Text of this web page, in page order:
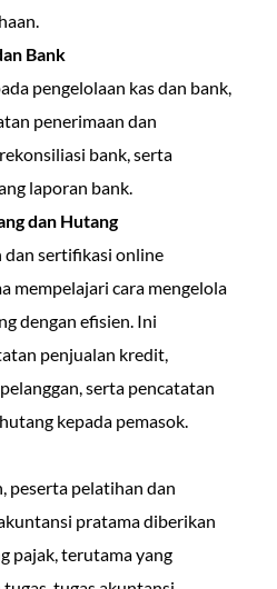
Bank
pengelolaan kas dan bank,
penerimaan dan
bank, serta
laporan bank.
dan Hutang
dan sertifikasi online
mempelajari cara mengelola
dengan efisien. Ini
penjualan kredit,
serta pencatatan
kepada pemasok.
peserta pelatihan dan
pratama diberikan
pajak, terutama yang